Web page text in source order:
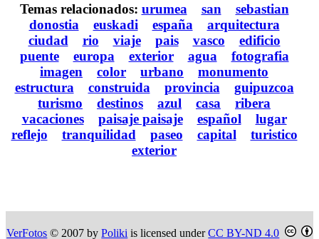
Temas relacionados: urumea san
sebastian
donostia
euskadi españa
arquitectura
ciudad
rio viaje pais vasco
edificio
puente
europa exterior agua
fotografia
imagen
color urbano
monumento
estructura
construida provincia
guipuzcoa
turismo
destinos azul casa
ribera
vacaciones
paisaje paisaje español
lugar
reflejo
tranquilidad paseo capital
turistico
exterior
VerFotos © 2007 byPoliki is licensed underCC BY-ND 4.0